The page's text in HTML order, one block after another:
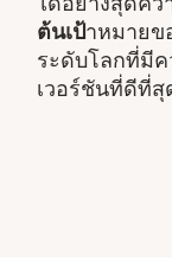
ต้นเป้าหมาย
ระดับโลกที่มีค
เวอร์ชันที่ดีที่สุ